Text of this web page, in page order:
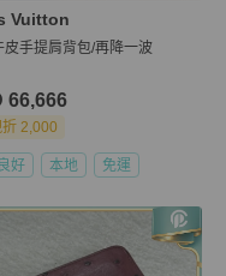
Vuitton
皮手提肩背包/再降一波
66,666
2,000
好 本地 免運